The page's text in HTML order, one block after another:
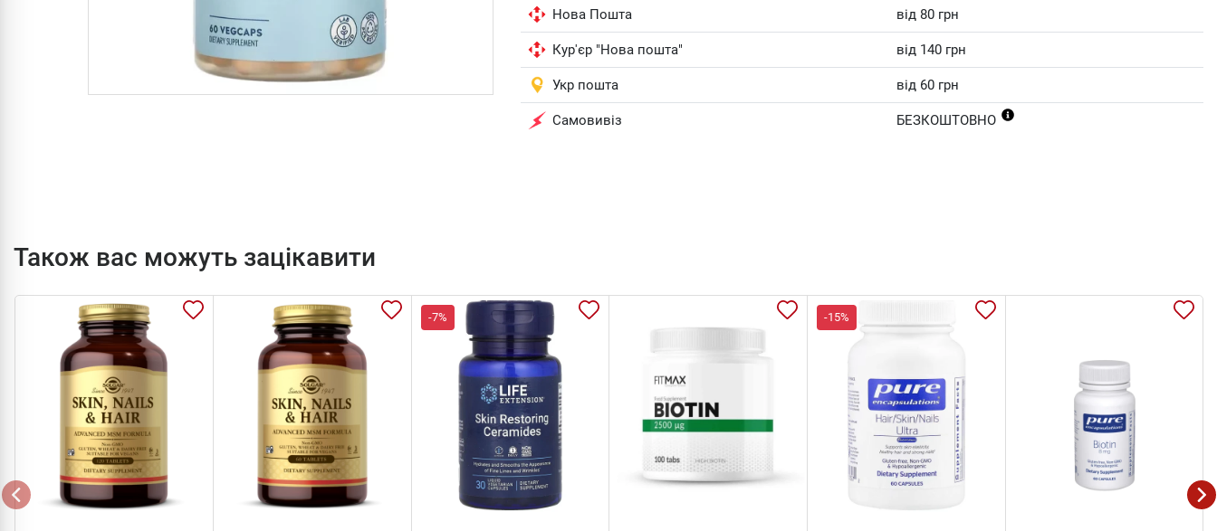
Нова Пошта від 80 грн
Кур'єр "Нова пошта" від 140 грн
Укр пошта від 60 грн
Самовивіз БЕЗКОШТОВНО
Також вас можуть зацікавити
-7% -15%